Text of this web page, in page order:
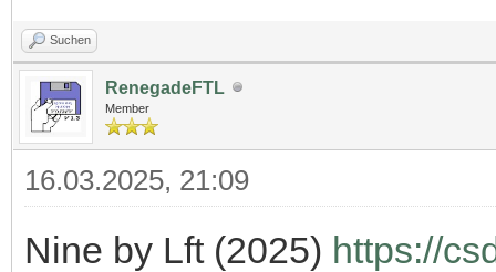
Suchen
RenegadeFTL
Member
16.03.2025, 21:09
Nine by Lft (2025) https://